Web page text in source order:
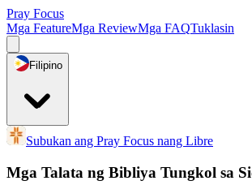
Pray Focus
Mga FeatureMga ReviewMga FAQTuklasin
Filipino
Subukan ang Pray Focus nang Libre
Mga Talata ng Bibliya Tungkol sa